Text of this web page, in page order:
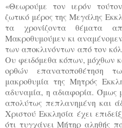
«Θεωρούμε τον ιερόν
ζωτικό μέρος της Μεγάλης
τα χρονίζοντα θέματα
Μακροθυμούμεν κι
των αποκλινόντων από τον
Ου φειδόμεθα κόπων, μόχθων
ορθών επανατοποθέτηση
μακροθυμία της Μητρός
αδυναμία, η αδιαφορία. Όμως
απολύτως πεπλανημένη και
Χριστού Εκκλησία έχει
ότι τυγχάνει Μήτηρ αληθής